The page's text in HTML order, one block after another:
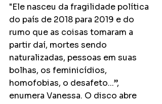
"Ele nasceu da fragilidade política
do país de 2018 para 2019 e do
rumo que as coisas tomaram a
partir daí, mortes sendo
naturalizadas, pessoas em suas
bolhas, os feminicídios,
homofobias, o desafeto...”,
enumera Vanessa. O disco abre